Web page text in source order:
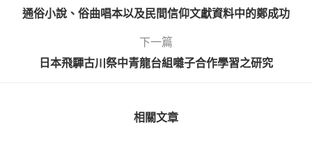
通俗小說、俗曲唱本以及民間信仰文獻資料中的鄭成功
下一篇
日本飛驒古川祭中青龍台組囃子合作學習之研究
相關文章